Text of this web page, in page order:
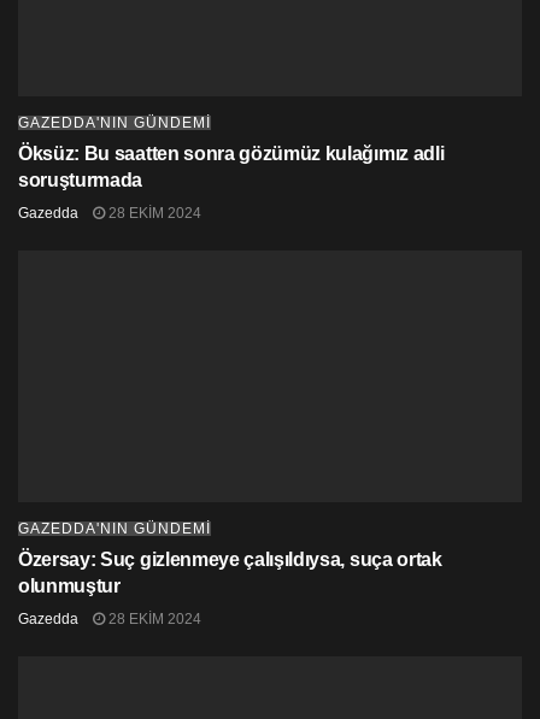
GAZEDDA'NIN GÜNDEMİ
Öksüz: Bu saatten sonra gözümüz kulağımız adli
soruşturmada
Gazedda 28 EKIM 2024
GAZEDDA'NIN GÜNDEMİ
Özersay: Suç gizlenmeye çalışıldıysa, suça ortak
olunmuştur
Gazedda 28 EKIM 2024